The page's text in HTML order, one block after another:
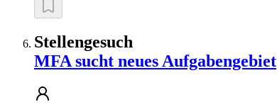
Stellengesuch
MFA sucht neues Aufgabengebiet